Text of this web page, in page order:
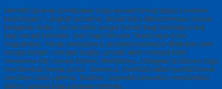
Memilih layanan pembuatan toga wisuda hemat biaya memberi
keuntungan. Langkah pertama, desain bisa dikustomisasi sesuai
keinginan Anda. Hal tersebut sangat berarti bagi lembaga yang
ingin tampil berbeda. Jual Toga Wisuda Terpercaya Kota
Yogyakarta, Tahap selanjutnya, produksi biasanya dilakukan oleh
tenaga terlatih. Dengan begitu, produk akhir menjadi lebih
sempurna dan sesuai kriteria. Berikutnya, sebagian produsen toga
memberikan harga grosir. Tentunya, membeli dalam jumlah besar
memberi hasil optimal. Bahkan, sejumlah konveksi memberikan
diskon spesial bagi pesanan tertentu.